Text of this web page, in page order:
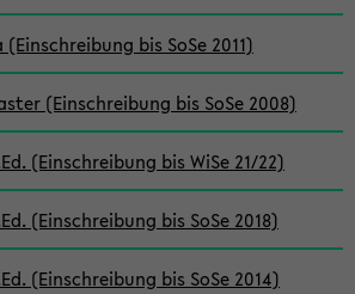
bis SoSe 2011)
(Einschreibung bis SoSe 2008)
(Einschreibung bis WiSe 21/22)
(Einschreibung bis SoSe 2018)
(Einschreibung bis SoSe 2014)